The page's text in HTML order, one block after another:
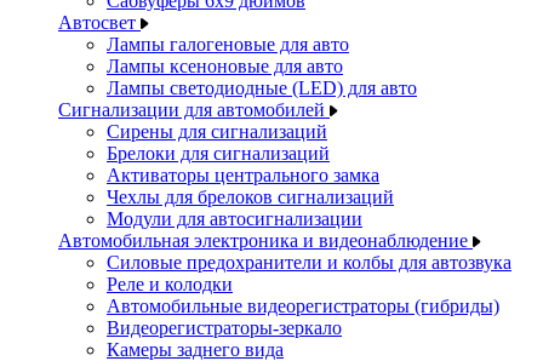
Автосвет
Лампы галогеновые для авто
Лампы ксеноновые для авто
Лампы светодиодные (LED) для авто
Сигнализации для автомобилей
Сирены для сигнализаций
Брелоки для сигнализаций
Активаторы центрального замка
Чехлы для брелоков сигнализаций
Модули для автосигнализации
Автомобильная электроника и видеонаблюдение
Силовые предохранители и колбы для автозвука
Реле и колодки
Автомобильные видеорегистраторы (гибриды)
Видеорегистраторы-зеркало
Камеры заднего вида